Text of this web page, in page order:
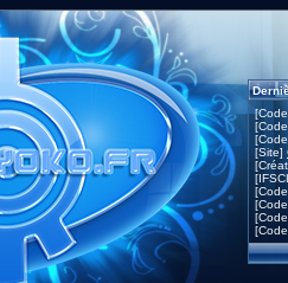
[Site]